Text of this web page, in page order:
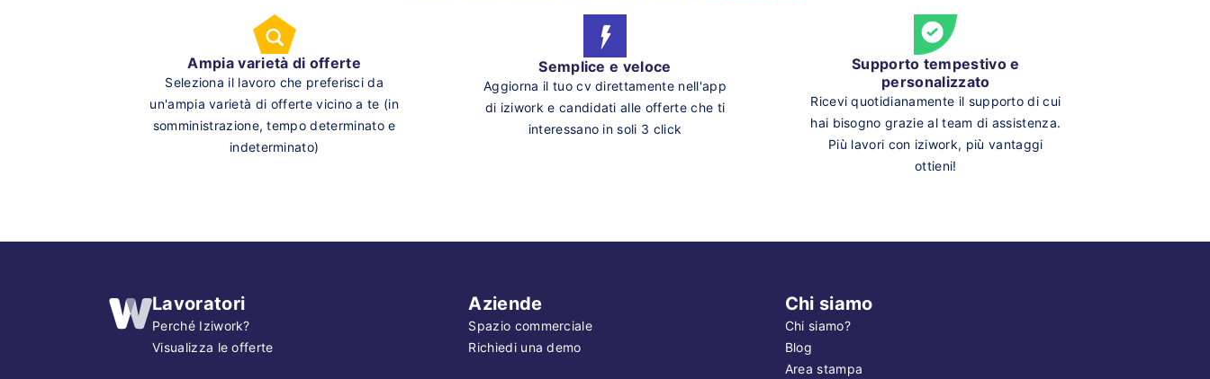
Ampia varietà di offerte
Seleziona il lavoro che preferisci da
un'ampia varietà di offerte vicino a te (in
somministrazione, tempo determinato e
indeterminato)
Semplice e veloce
Aggiorna il tuo cv direttamente nell'app
di iziwork e candidati alle offerte che ti
interessano in soli 3 click
Supporto tempestivo e
personalizzato
Ricevi quotidianamente il supporto di cui
hai bisogno grazie al team di assistenza.
Più lavori con iziwork, più vantaggi
ottieni!
Lavoratori
Perché Iziwork?
Visualizza le offerte
Aziende
Spazio commerciale
Richiedi una demo
Chi siamo
Chi siamo?
Blog
Area stampa